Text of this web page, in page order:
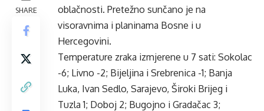
SHARE
oblačnosti. Pretežno sunčano je na
visoravnima i planinama Bosne i u
Hercegovini.
Temperature zraka izmjerene u 7 sati: Sokolac
-6; Livno -2; Bijeljina i Srebrenica -1; Banja
Luka, Ivan Sedlo, Sarajevo, Široki Brijeg i
Tuzla 1; Doboj 2; Bugojno i Gradačac 3;